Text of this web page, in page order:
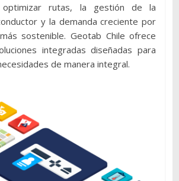
optimizar rutas, la gestión de la
y la demanda creciente por
sostenible. Geotab Chile ofrece
integradas diseñadas para
de manera integral.